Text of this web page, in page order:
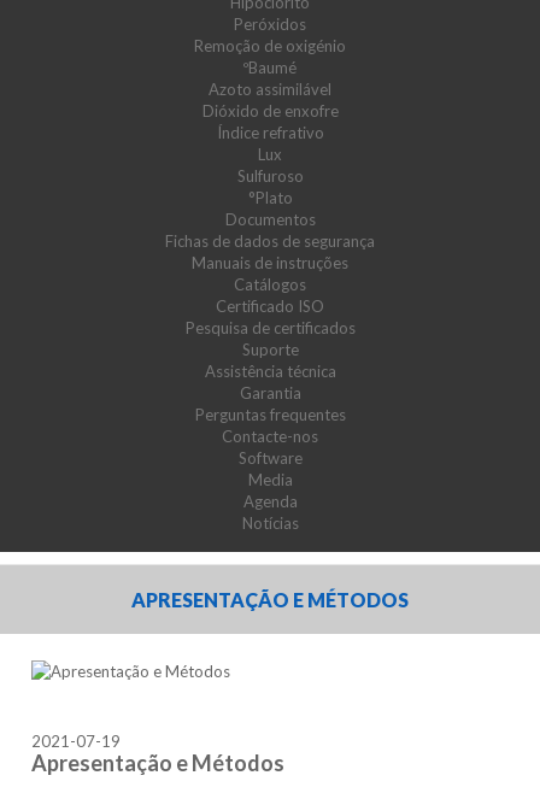
Peróxidos
Remoção de oxigénio
ºBaumé
Azoto assimilável
Dióxido de enxofre
Índice refrativo
Lux
Sulfuroso
°Plato
Documentos
Fichas de dados de segurança
Manuais de instruções
Catálogos
Certificado ISO
Pesquisa de certificados
Suporte
Assistência técnica
Garantia
Perguntas frequentes
Contacte-nos
Software
Media
Agenda
Notícias
APRESENTAÇÃO E MÉTODOS
2021-07-19
Apresentação e Métodos